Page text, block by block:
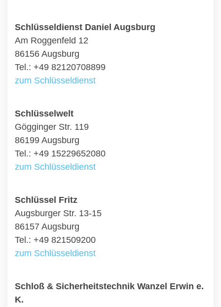
Schlüsseldienst Daniel Augsburg
Am Roggenfeld 12
86156 Augsburg
Tel.: +49 82120708899
zum Schlüsseldienst
Schlüsselwelt
Gögginger Str. 119
86199 Augsburg
Tel.: +49 15229652080
zum Schlüsseldienst
Schlüssel Fritz
Augsburger Str. 13-15
86157 Augsburg
Tel.: +49 821509200
zum Schlüsseldienst
Schloß & Sicherheitstechnik Wanzel Erwin e.
K.